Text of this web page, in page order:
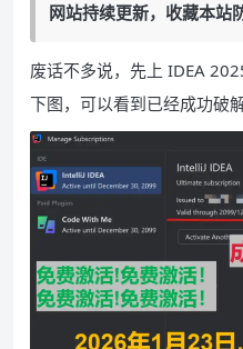
网站持续更新，收藏本站
废话不多说，先上 IDEA
下图，可以看到已经成功破